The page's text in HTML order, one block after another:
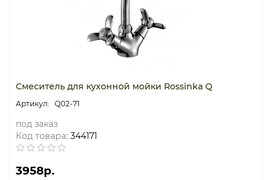
Смеситель для кухонной мойки Rossinka Q
Q02-71
под заказ
Код товара: 344171
3958р.